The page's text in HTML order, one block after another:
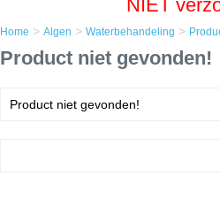
NIET
Home > Algen > Waterbehandeling >
Product niet gevonden!
Product niet gevonden!